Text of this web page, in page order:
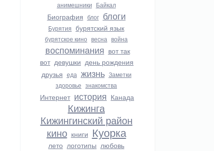
анимешники Байкал
Биография блог блоги
Бурятия бурятский язык
бурятское кино весна война
воспоминания вот так
вот девушки день рождения
друзья еда жизнь Заметки
здоровье знакомства
Интернет история Канада
Кижинга
Кижингинский район
кино книги Куорка
лето логотипы любовь